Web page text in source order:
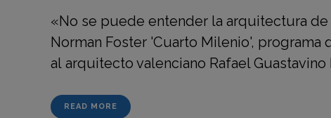
«No se puede entender la arquitectura
Norman Foster 'Cuarto Milenio',
al arquitecto valenciano Rafael
READ MORE